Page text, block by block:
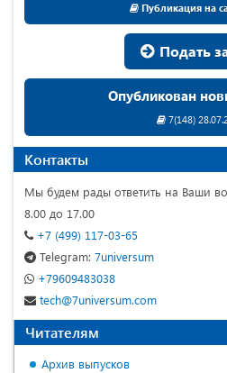
Публикация на
Подать
Опубликован
7(148)
Контакты
Мы будем рады ответить на Ваши
8.00 до 17.00
+7 (499) 117-03-65
Telegram: 7universum
+79609483038
tech@7universum.com
Читателям
Архив выпусков